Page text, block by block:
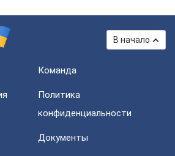
В начало
Команда
Политика
конфиденциальности
Документы